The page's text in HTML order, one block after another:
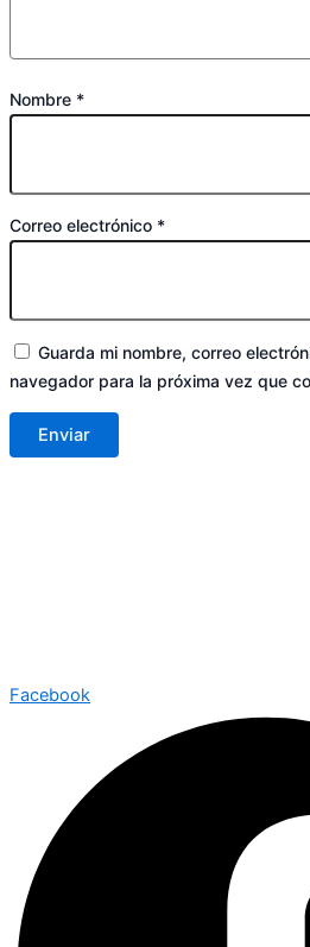
Nombre *
Correo electrónico *
Guarda mi nombre, correo
navegador para la próxima vez que
Facebook